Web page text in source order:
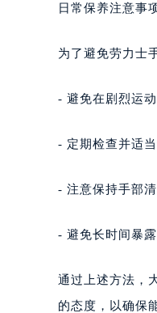
日常保养注意事
为了避免劳力士
- 避免在剧烈运
- 定期检查并适
- 注意保持手部
- 避免长时间暴
通过上述方法，
的态度，以确保